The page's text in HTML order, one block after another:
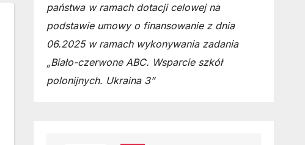
państwa w ramach dotacji celowej na
podstawie umowy o finansowanie z dnia
06.2025 w ramach wykonywania zadania
„Biało-czerwone ABC. Wsparcie szkół
polonijnych. Ukraina 3”